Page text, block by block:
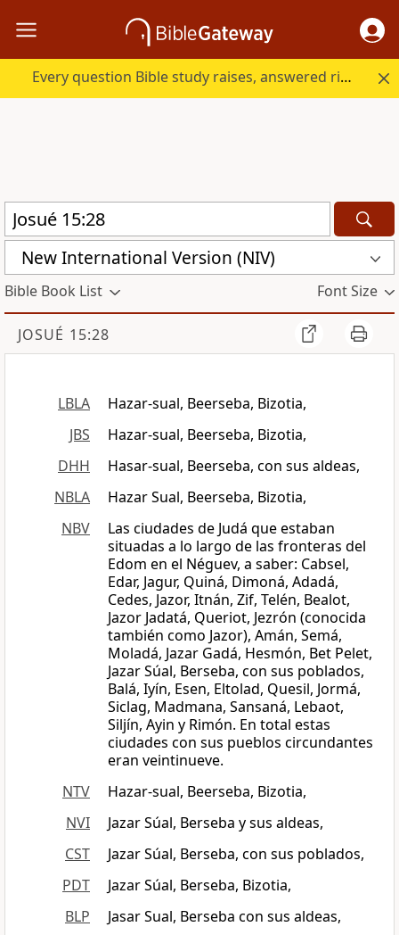
Every question Bible study raises, answered right here.
New International Version (NIV)
Bible Book List Font Size
JOSUÉ 15:28
LBLA
Hazar-sual, Beerseba, Bizotia,
JBS
Hazar-sual, Beerseba, Bizotia,
DHH
Hasar-sual, Beerseba, con sus aldeas,
NBLA
Hazar Sual, Beerseba, Bizotia,
NBV
Las ciudades de Judá que estaban
situadas a lo largo de las fronteras del
Edom en el Néguev, a saber: Cabsel,
Edar, Jagur, Quiná, Dimoná, Adadá,
Cedes, Jazor, Itnán, Zif, Telén, Bealot,
Jazor Jadatá, Queriot, Jezrón (conocida
también como Jazor), Amán, Semá,
Moladá, Jazar Gadá, Hesmón, Bet Pelet,
Jazar Súal, Berseba, con sus poblados,
Balá, Iyín, Esen, Eltolad, Quesil, Jormá,
Siclag, Madmana, Sansaná, Lebaot,
Siljín, Ayin y Rimón. En total estas
ciudades con sus pueblos circundantes
eran veintinueve.
NTV
Hazar-sual, Beerseba, Bizotia,
NVI
Jazar Súal, Berseba y sus aldeas,
CST
Jazar Súal, Berseba, con sus poblados,
PDT
Jazar Súal, Berseba, Bizotia,
BLP
Jasar Sual, Berseba con sus aldeas,